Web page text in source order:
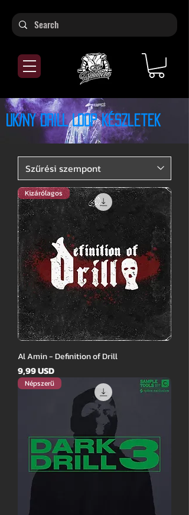
UK/NY DRILL LooP készletek
Kizárólagos
Al Amin - Definition of Drill
Ár
9,99 USD
Népszerű